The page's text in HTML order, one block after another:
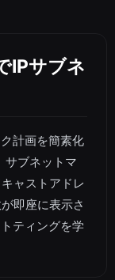
IPサブネ
計画を簡素化
サブネットマ
ャストアドレ
即座に表示さ
ティングを学